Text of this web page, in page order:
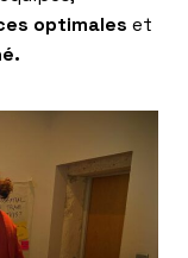
optimales et